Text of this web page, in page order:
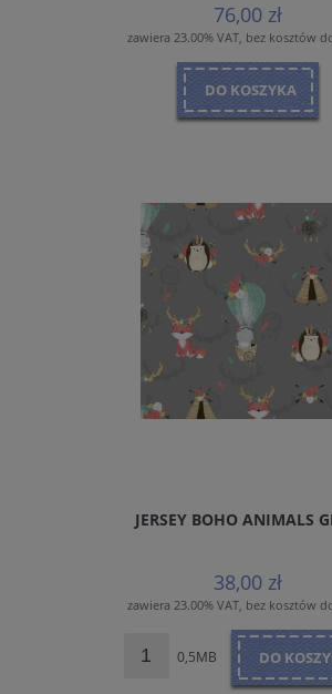
76,00 zł
zawiera 23.00% VAT, bez kosztów
DO KOSZYKA
JERSEY BOHO ANIMALS
38,00 zł
zawiera 23.00% VAT, bez kosztów
0,5MB DO